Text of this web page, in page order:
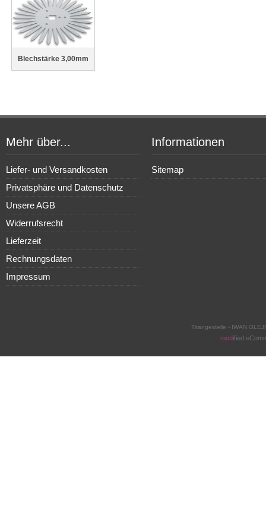
Blechstärke 3,00mm
Mehr über...
Liefer- und Versandkosten
Privatsphäre und Datenschutz
Unsere AGB
Widerrufsrecht
Lieferzeit
Rechnungsdaten
Impressum
Informationen
Sitemap
Titangestelle - IWAN
modified